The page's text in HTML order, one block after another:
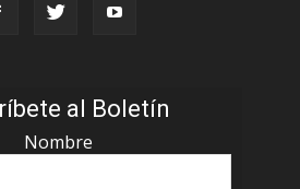
al Boletín
Nombre